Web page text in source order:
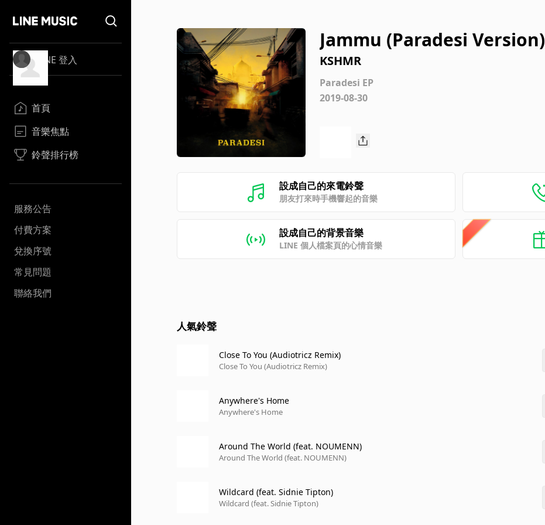
LINE 登入
首頁
音樂焦點
鈴聲排行榜
服務公告
付費方案
兌換序號
常見問題
聯絡我們
Jammu (Paradesi Version)
KSHMR
Paradesi EP
2019-08-30
設成自己的來電鈴聲
朋友打來時手機響起的音樂
設成自己的背景音樂
LINE 個人檔案頁的心情音樂
人氣鈴聲
Close To You (Audiotricz Remix)
Close To You (Audiotricz Remix)
Anywhere's Home
Anywhere's Home
Around The World (feat. NOUMENN)
Around The World (feat. NOUMENN)
Wildcard (feat. Sidnie Tipton)
Wildcard (feat. Sidnie Tipton)